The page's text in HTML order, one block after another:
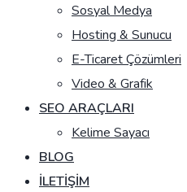
Sosyal Medya
Hosting & Sunucu
E-Ticaret Çözümleri
Video & Grafik
SEO ARAÇLARI
Kelime Sayacı
BLOG
İLETIŞIM